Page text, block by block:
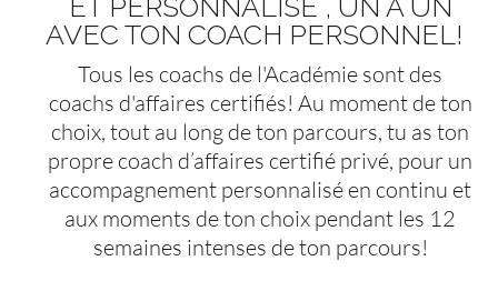
AVEC TON COACH PERSONNEL!
Tous les coachs de l'Académie sont des
coachs d'affaires certifiés! Au moment de ton
choix, tout au long de ton parcours, tu as ton
propre coach d’affaires certifié privé, pour un
accompagnement personnalisé en continu et
aux moments de ton choix pendant les 12
semaines intenses de ton parcours!